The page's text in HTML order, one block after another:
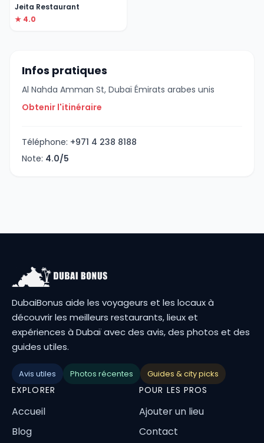
Jeita Restaurant
★ 4.0
Infos pratiques
Al Nahda Amman St, Dubaï Émirats arabes unis
Obtenir l'itinéraire
Téléphone: +971 4 238 8188
Note: 4.0/5
DubaiBonus aide les voyageurs et les locaux à
découvrir les meilleurs restaurants, lieux et
expériences à Dubaï avec des avis, des photos et des
guides utiles.
Avis utiles Photos récentes Guides & city picks
EXPLORER
Accueil
Blog
POUR LES PROS
Ajouter un lieu
Contact